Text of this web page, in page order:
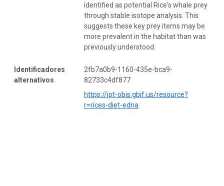
identified as potential Rice's whale prey
through stable isotope analysis. This
suggests these key prey items may be
more prevalent in the habitat than was
previously understood.
Identificadores
alternativos
2fb7a0b9-1160-435e-bca9-
82733c4df877
https://ipt-obis.gbif.us/resource?
r=rices-diet-edna